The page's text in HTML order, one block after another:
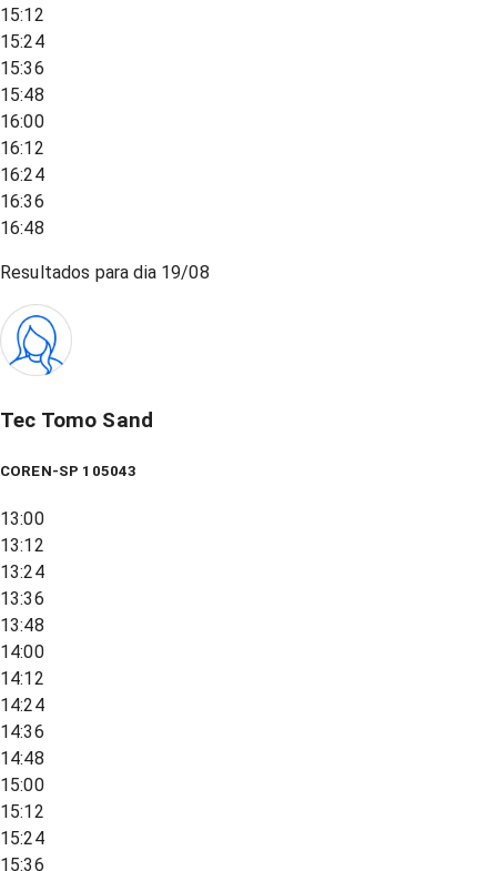
15:12
15:24
15:36
15:48
16:00
16:12
16:24
16:36
16:48
Resultados para dia 19/08
Tec Tomo Sand
COREN-SP 105043
13:00
13:12
13:24
13:36
13:48
14:00
14:12
14:24
14:36
14:48
15:00
15:12
15:24
15:36